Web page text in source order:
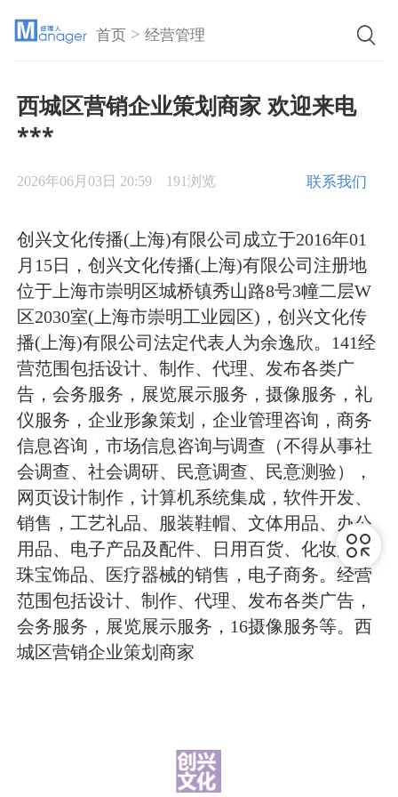
首页 >经营管理
西城区营销企业策划商家 欢迎来电
***
2026年06月03日 20:59 191浏览 联系我们
创兴文化传播(上海)有限公司成立于2016年01
月15日，创兴文化传播(上海)有限公司注册地
位于上海市崇明区城桥镇秀山路8号3幢二层W
区2030室(上海市崇明工业园区)，创兴文化传
播(上海)有限公司法定代表人为余逸欣。141经
营范围包括设计、制作、代理、发布各类广
告，会务服务，展览展示服务，摄像服务，礼
仪服务，企业形象策划，企业管理咨询，商务
信息咨询，市场信息咨询与调查（不得从事社
会调查、社会调研、民意调查、民意测验），
网页设计制作，计算机系统集成，软件开发、
销售，工艺礼品、服装鞋帽、文体用品、办公
用品、电子产品及配件、日用百货、化妆品、
珠宝饰品、医疗器械的销售，电子商务。经营
范围包括设计、制作、代理、发布各类广告，
会务服务，展览展示服务，16摄像服务等。西
城区营销企业策划商家